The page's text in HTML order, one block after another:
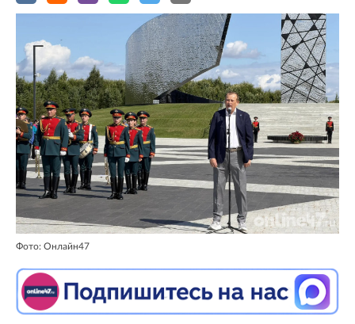
Фото: Онлайн47